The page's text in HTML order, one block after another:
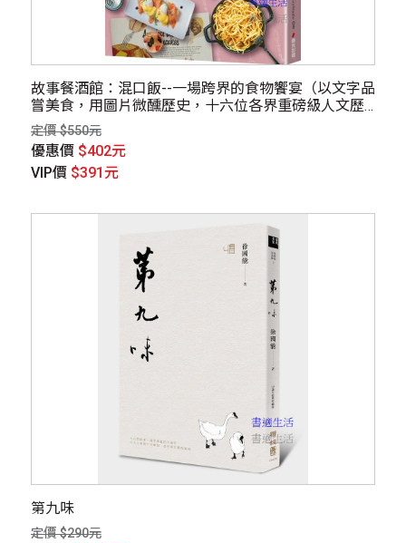
故事餐酒館：混口飯--一場跨界的食物饗宴（以文字品
嘗美食，用圖片微醺歷史，十六位各界重磅級人文歷
史專家考據研究，有深度沒難度的飲食文化衝擊！）
定價 $550元
優惠價 $402元
VIP價 $391元
第九味
定價 $290元